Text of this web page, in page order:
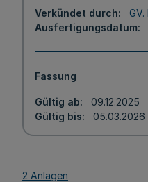
Verkündet durch
GV.
Ausfertigungsdatum
Fassung
Gültig ab
09.12.2025
Gültig bis
05.03.2026
2 Anlagen